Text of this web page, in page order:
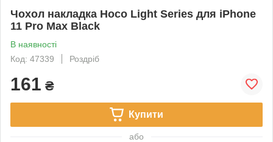
Чохол накладка Hoco Light Series для iPhone
11 Pro Max Black
В наявності
Код: 47339
Роздріб
161 ₴
Купити
або